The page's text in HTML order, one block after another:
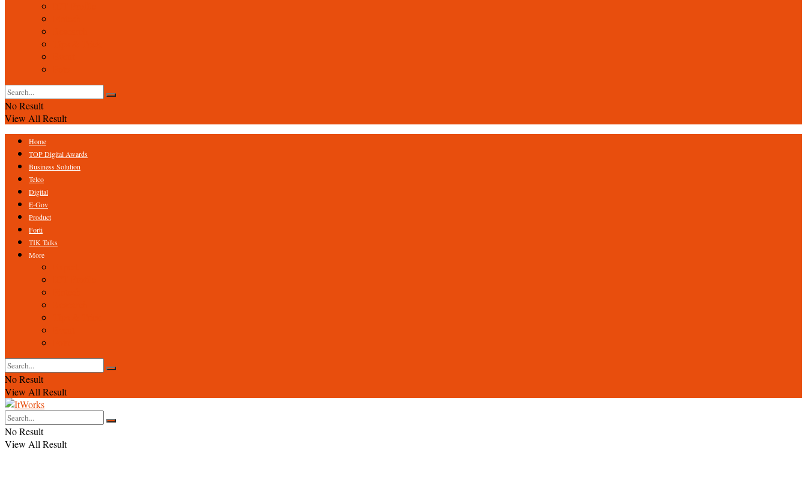
No Result
View All Result
Home
TOP Digital Awards
Business Solution
Telco
Digital
E-Gov
Product
Forti
TIK Talks
More
No Result
View All Result
No Result
View All Result